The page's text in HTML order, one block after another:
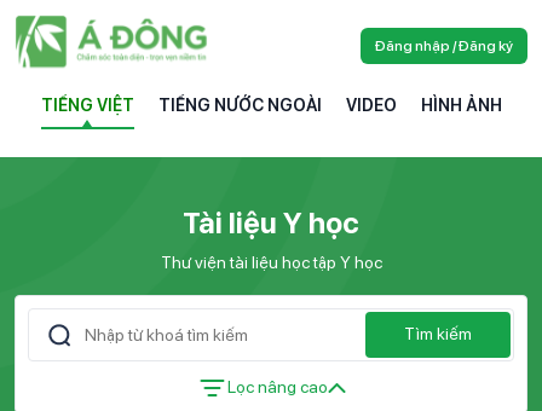
TIẾNG VIỆT TIẾNG NƯỚC NGOÀI VIDEO HÌNH ẢNH
Đăng nhập / Đăng ký
Tài liệu Y học
Thư viện tài liệu học tập Y học
Tìm kiếm
Lọc nâng cao